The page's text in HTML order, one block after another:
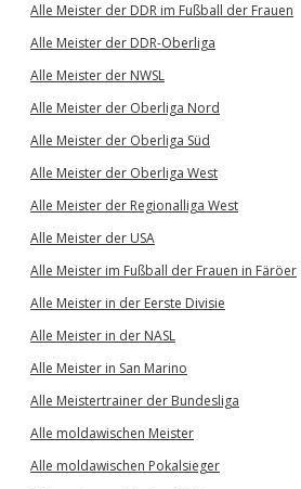
Alle Meister der DDR im Fußball der Frauen
Alle Meister der DDR-Oberliga
Alle Meister der NWSL
Alle Meister der Oberliga Nord
Alle Meister der Oberliga Süd
Alle Meister der Oberliga West
Alle Meister der Regionalliga West
Alle Meister der USA
Alle Meister im Fußball der Frauen in Färöer
Alle Meister in der Eerste Divisie
Alle Meister in der NASL
Alle Meister in San Marino
Alle Meistertrainer der Bundesliga
Alle moldawischen Meister
Alle moldawischen Pokalsieger